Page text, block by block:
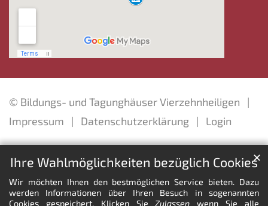
Ihre Wahlmöglichkeiten bezüglich Cookies
Wir möchten Ihnen den bestmöglichen Service bieten. Dazu
werden Informationen über Ihren Besuch in sogenannten
Cookies gespeichert. Klicken SieZulassen wenn Sie alle
✕
© Bildungs- und Tagunghäuser Vierzehnheiligen
Impressum
Datenschutzerklärung Login